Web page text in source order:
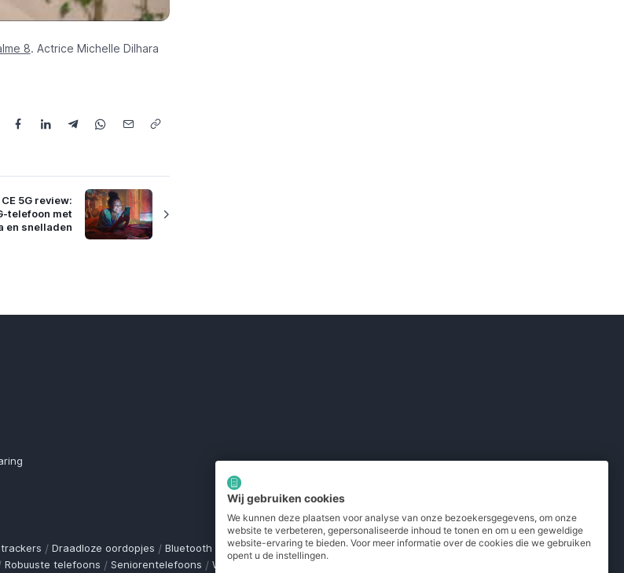
8. Actrice Michelle Dilhara
5G review:
telefoon met
en snelladen
/ Draadloze oordopjes / Bluetooth trackers / Opladers / Powerbanks / MiFi routers
Robuuste telefoons / Seniorentelefoons / Waterdichte telefoons
Wij gebruiken cookies
We kunnen deze plaatsen voor analyse van onze bezoekersgegevens, om onze
website te verbeteren, gepersonaliseerde inhoud te tonen en om u een geweldige
website-ervaring te bieden. Voor meer informatie over de cookies die we gebruiken
opent u de instellingen.